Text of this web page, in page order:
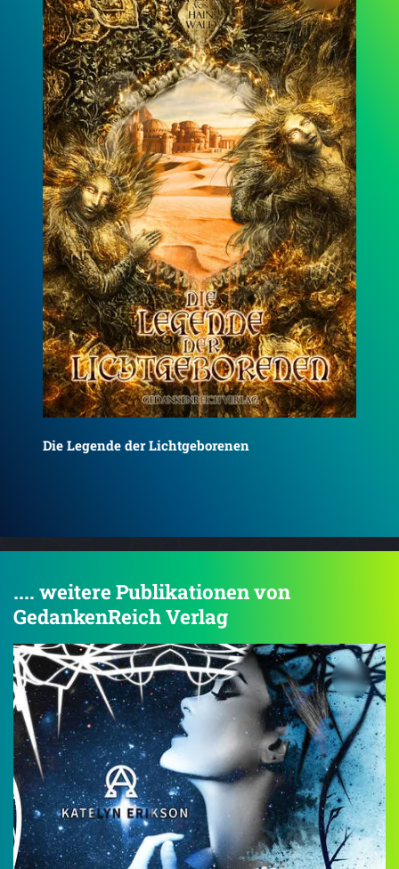
.... weitere Publikationen von
GedankenReich Verlag